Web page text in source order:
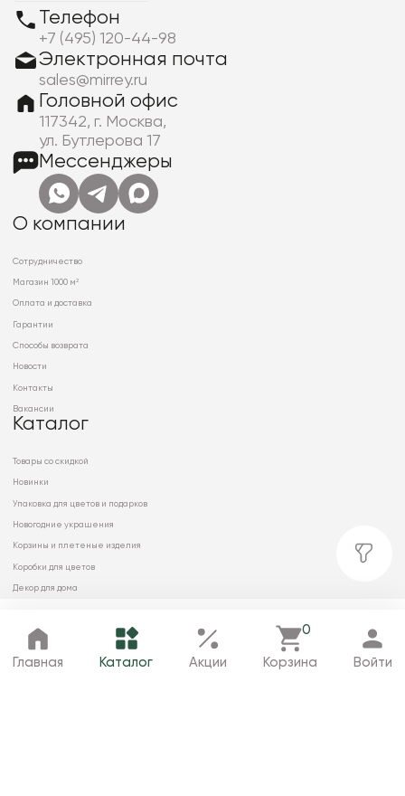
Главная Каталог Избранное Корзина Профиль
Главная Каталог Акции
0
Корзина Войти
Телефон
+7 (495) 120-44-98
Электронная почта
sales@mirrey.ru
Головной офис
117342, г. Москва,
ул. Бутлерова 17
Мессенджеры
О компании
Сотрудничество
Магазин 1000 м²
Оплата и доставка
Гарантии
Способы возврата
Новости
Контакты
Вакансии
Каталог
Товары со скидкой
Новинки
Упаковка для цветов и подарков
Новогодние украшения
Корзины и плетеные изделия
Коробки для цветов
Декор для дома
© 2026 ООО «МИРРЭЙ»